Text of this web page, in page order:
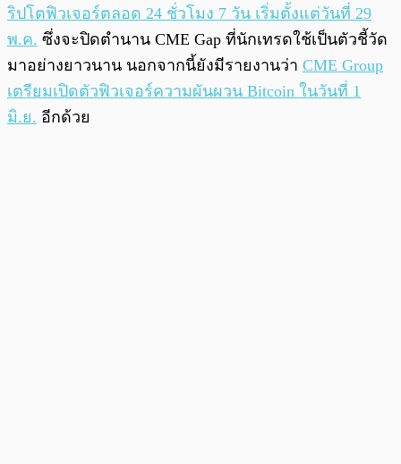
ริปโตฟิวเจอร์ตลอด 24 ชั่วโมง 7 วัน เริ่มตั้งแต่วันที่ 29
พ.ค. ซึ่งจะปิดตำนาน CME Gap ที่นักเทรดใช้เป็นตัวชี้วัด
มาอย่างยาวนาน นอกจากนี้ยังมีรายงานว่า CME Group
เตรียมเปิดตัวฟิวเจอร์ความผันผวน Bitcoin ในวันที่ 1
มิ.ย. อีกด้วย